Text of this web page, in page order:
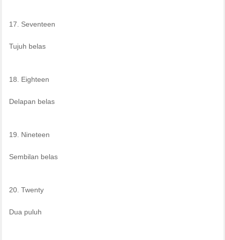
17. Seventeen
Tujuh belas
18. Eighteen
Delapan belas
19. Nineteen
Sembilan belas
20. Twenty
Dua puluh